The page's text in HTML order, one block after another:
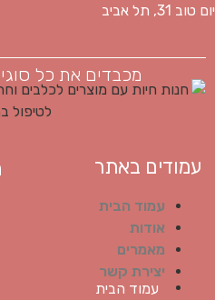
יום טוב 31, תל אביב
מכבדים את כל
עמודים באתר
עמוד הבית
אודות
מאמרים
יצירת קשר
עמוד הבית